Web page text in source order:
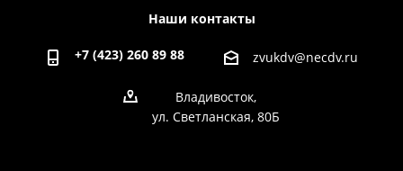
Наши контакты
+7 (423) 260 89 88 zvukdv@necdv.ru
Владивосток,
ул. Светланская, 80Б